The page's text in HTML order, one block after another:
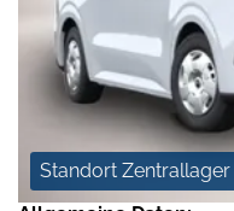
Standort Zentrallager